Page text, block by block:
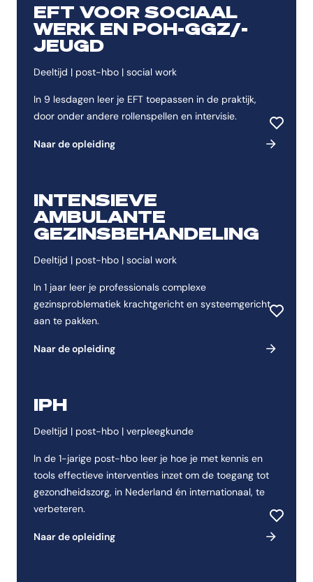
EFT VOOR SOCIAAL
WERK EN POH-GGZ/-
JEUGD
Deeltijd | post-hbo | social work
In 9 lesdagen leer je EFT toepassen in de praktijk,
door onder andere rollenspellen en intervisie.
Naar de opleiding
INTENSIEVE
AMBULANTE
GEZINSBEHANDELING
Deeltijd | post-hbo | social work
In 1 jaar leer je professionals complexe
gezinsproblematiek krachtgericht en systeemgericht
aan te pakken.
Naar de opleiding
IPH
Deeltijd | post-hbo | verpleegkunde
In de 1-jarige post-hbo leer je hoe je met kennis en
tools effectieve interventies inzet om de toegang tot
gezondheidszorg, in Nederland én internationaal, te
verbeteren.
Naar de opleiding